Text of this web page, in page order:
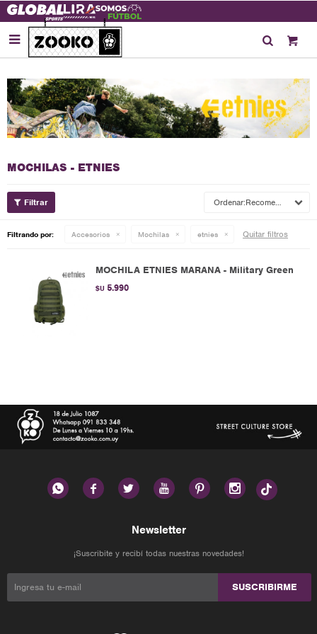

MOCHILAS - ETNIES
Recomendados
Filtrando por: Accesorios Mochilas etnies Quitar filtros
MOCHILA ETNIES MARANA - Military Green
$U 5.990
     
Newsletter
¡Suscribite y recibí todas nuestras novedades!
SUSCRIBIRME